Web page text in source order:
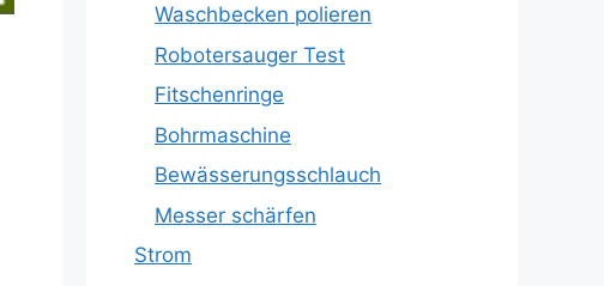
Waschbecken polieren
Robotersauger Test
Fitschenringe
Bohrmaschine
Bewässerungsschlauch
Messer schärfen
Strom